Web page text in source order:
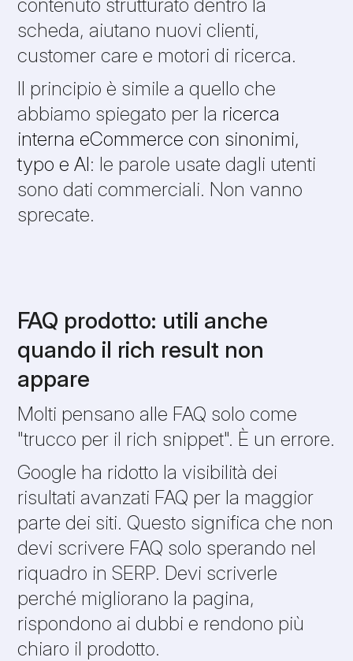
scheda, aiutano nuovi clienti,
customer care e motori di ricerca.
Il principio è simile a quello che
abbiamo spiegato per la ricerca
interna eCommerce con sinonimi,
typo e AI: le parole usate dagli utenti
sono dati commerciali. Non vanno
sprecate.
FAQ prodotto: utili anche
quando il rich result non
appare
Molti pensano alle FAQ solo come
"trucco per il rich snippet". È un errore.
Google ha ridotto la visibilità dei
risultati avanzati FAQ per la maggior
parte dei siti. Questo significa che non
devi scrivere FAQ solo sperando nel
riquadro in SERP. Devi scriverle
perché migliorano la pagina,
rispondono ai dubbi e rendono più
chiaro il prodotto.